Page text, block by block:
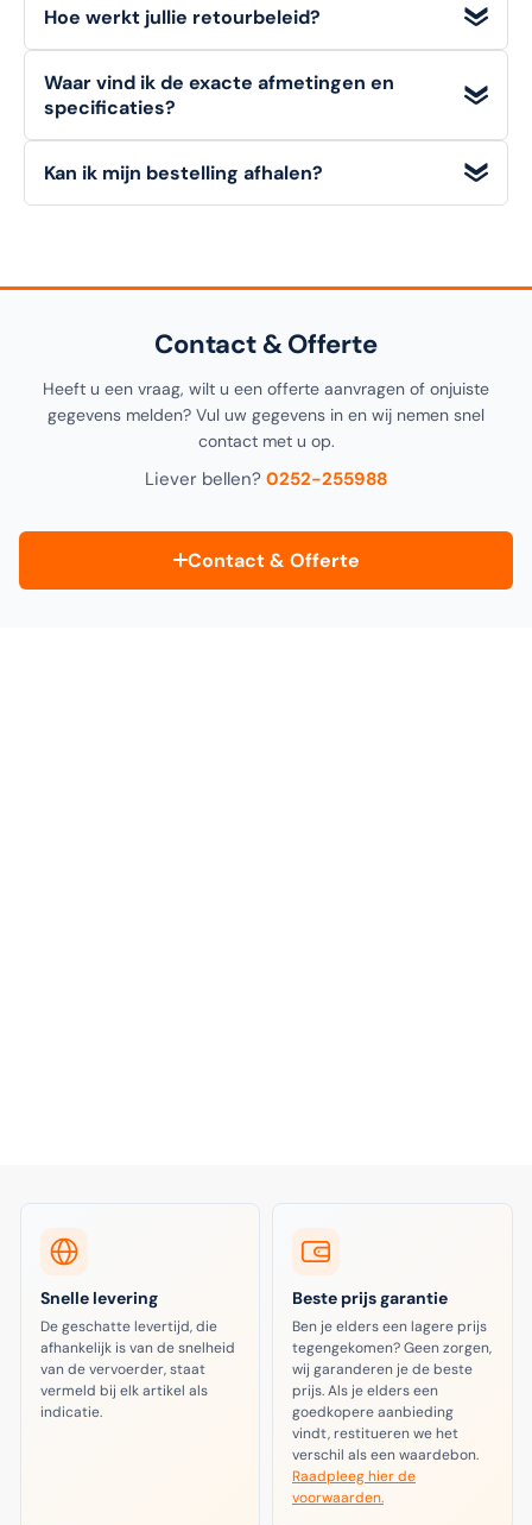
staffelkortingen. Voor zeer grote afnames vraagt u
eenvoudig eenofferte op maataan via "Doe een bod".
Hoe werkt jullie retourbeleid?
dagen om een artikel (in originele staat) retour te melden.
Zakelijke klanten (B2B)
onze retourvoorwaarden voor alle details.
Waar vind ik de exacte afmetingen en
specificaties?
dit artikel vindt u in despecificatiesectie
hieronder op
deze pagina, alsook in de productomschrijving bovenaan.
Kan ik mijn bestelling afhalen?
Contact & Offerte
Heeft u een vraag, wilt u een offerte aanvragen of onjuiste
gegevens melden? Vul uw gegevens in en wij nemen snel
contact met u op.
Liever bellen? 0252-255988
Contact & Offerte
Snelle levering
De geschatte levertijd, die
afhankelijk is van de snelheid
van de vervoerder, staat
vermeld bij elk artikel als
indicatie.
Beste prijs garantie
Ben je elders een lagere prijs
tegengekomen? Geen zorgen,
wij garanderen je de beste
prijs. Als je elders een
goedkopere aanbieding
vindt, restitueren we het
verschil als een waardebon.
Raadpleeg hier de
voorwaarden.